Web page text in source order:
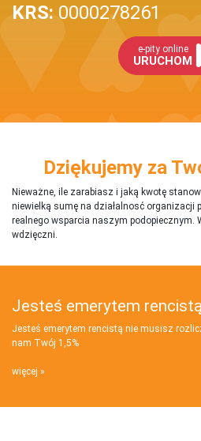
KRS: 0000278261
e-pity online
URUCHOM
Dziękujemy za
Nieważne, ile zarabiasz i jaką kwotę
niewielką sumę na działalnosć organizacji
realnego wsparcia naszym podopiecznym.
wdzięczni.
Jesteś emerytem
Jesteś emerytem rencistą nie musisz
nam Twój 1,5%
więcej